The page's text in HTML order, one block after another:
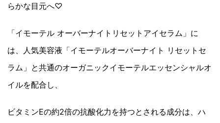
らかな目元へ♡
「イモーテル オーバーナイトリセットアイセラム」に
は、人気美容液「イモーテルオーバーナイト リセットセ
ラム」と共通のオーガニックイモーテルエッセンシャルオ
イルを配合し、
ビタミンEの約2倍の抗酸化力を持つとされる成分は、ハ